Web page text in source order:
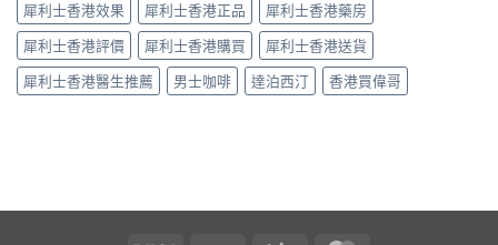
犀利士香港效果
犀利士香港正品
犀利士香港藥房
犀利士香港評價
犀利士香港購買
犀利士香港送貨
犀利士香港醫生推薦
男士咖啡 達泊西汀 香港買偉哥